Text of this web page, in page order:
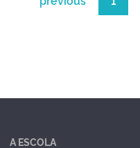
A ESCOLA